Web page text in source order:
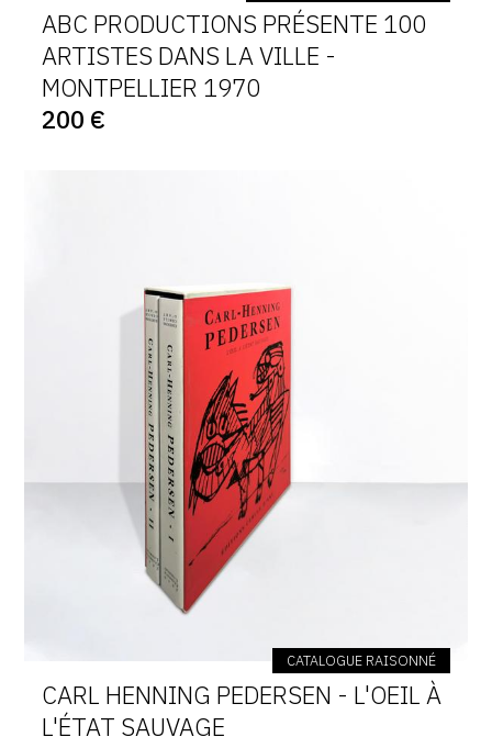
ABC PRODUCTIONS PRÉSENTE 100
ARTISTES DANS LA VILLE -
MONTPELLIER 1970
200 €
CATALOGUE RAISONNÉ
CARL HENNING PEDERSEN - L'OEIL À
L'ÉTAT SAUVAGE